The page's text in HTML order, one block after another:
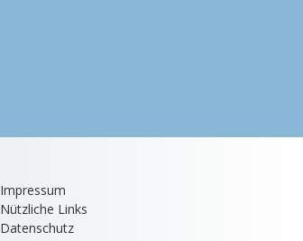
Impressum
Nützliche Links
Datenschutz